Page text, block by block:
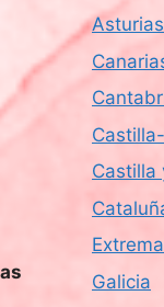
Asturias
Castilla
Galicia